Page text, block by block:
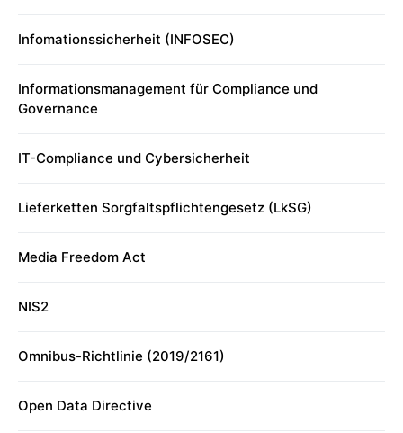
Infomationssicherheit (INFOSEC)
Informationsmanagement für Compliance und
Governance
IT-Compliance und Cybersicherheit
Lieferketten Sorgfaltspflichtengesetz (LkSG)
Media Freedom Act
NIS2
Omnibus-Richtlinie (2019/2161)
Open Data Directive